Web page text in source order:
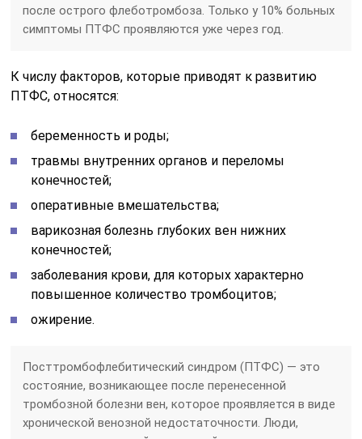
после острого флеботромбоза. Только у 10% больных
симптомы ПТФС проявляются уже через год.
К числу факторов, которые приводят к развитию
ПТФС, относятся:
беременность и роды;
травмы внутренних органов и переломы
конечностей;
оперативные вмешательства;
варикозная болезнь глубоких вен нижних
конечностей;
заболевания крови, для которых характерно
повышенное количество тромбоцитов;
ожирение.
Посттромбофлебитический синдром (ПТФС) — это
состояние, возникающее после перенесенной
тромбозной болезни вен, которое проявляется в виде
хронической венозной недостаточности. Люди,